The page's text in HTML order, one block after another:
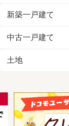
新築一戸建て
中古一戸建て
土地